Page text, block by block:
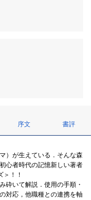
序文 書評
）が生えている．そんな森
心者時代の記憶新しい著者
＞！！
砕いて解説．使用の手順・
対応，他職種との連携を軸